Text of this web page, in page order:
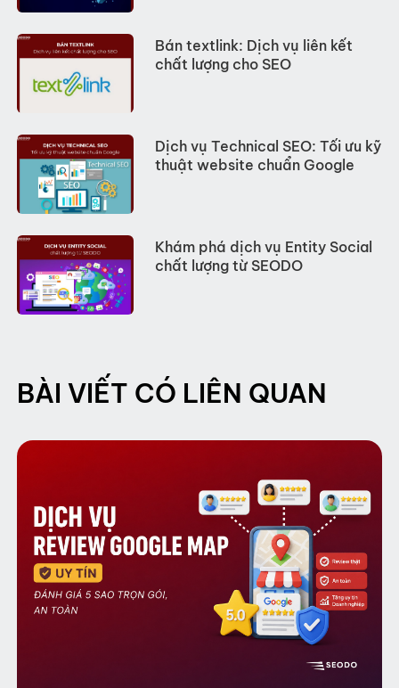
Bán textlink: Dịch vụ liên kết
chất lượng cho SEO
Dịch vụ Technical SEO: Tối ưu kỹ
thuật website chuẩn Google
Khám phá dịch vụ Entity Social
chất lượng từ SEODO
BÀI VIẾT CÓ LIÊN QUAN